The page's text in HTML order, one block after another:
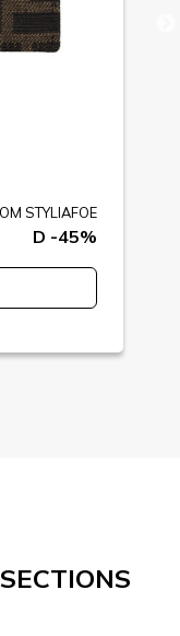
STYLIAFOE
D -45%